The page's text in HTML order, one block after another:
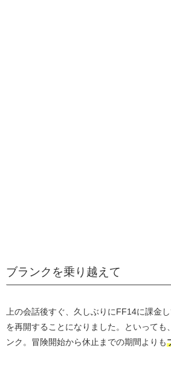
ブランクを乗り越えて
上の会話後すぐ、久しぶりにFF14に課金
を再開することになりました。といっても
ンク。冒険開始から休止までの期間よりも